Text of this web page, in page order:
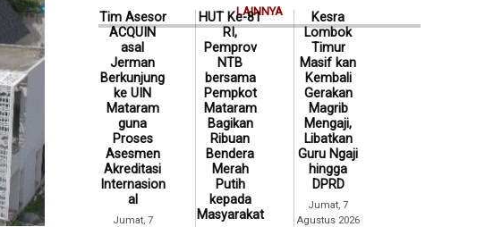
LAINNYA
Tim Asesor
ACQUIN
asal
Jerman
Berkunjung
ke UIN
Mataram
guna
Proses
Asesmen
Akreditasi
Internasion
al
Jumat, 7
HUT Ke-81
RI,
Pemprov
NTB
bersama
Pempkot
Mataram
Bagikan
Ribuan
Bendera
Merah
Putih
kepada
Masyarakat
Kesra
Lombok
Timur
Masif kan
Kembali
Gerakan
Magrib
Mengaji,
Libatkan
Guru Ngaji
hingga
DPRD
Jumat, 7
Agustus 2026